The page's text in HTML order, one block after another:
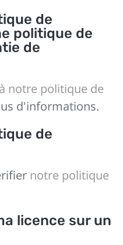
de
politique de
de
notre politique de
d'informations.
de
notre politique
licence sur un